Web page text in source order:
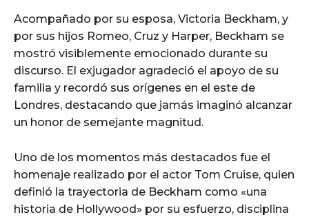
Acompañado por su esposa, Victoria Beckham, y
por sus hijos Romeo, Cruz y Harper, Beckham se
mostró visiblemente emocionado durante su
discurso. El exjugador agradeció el apoyo de su
familia y recordó sus orígenes en el este de
Londres, destacando que jamás imaginó alcanzar
un honor de semejante magnitud.
Uno de los momentos más destacados fue el
homenaje realizado por el actor Tom Cruise, quien
definió la trayectoria de Beckham como «una
historia de Hollywood» por su esfuerzo, disciplina